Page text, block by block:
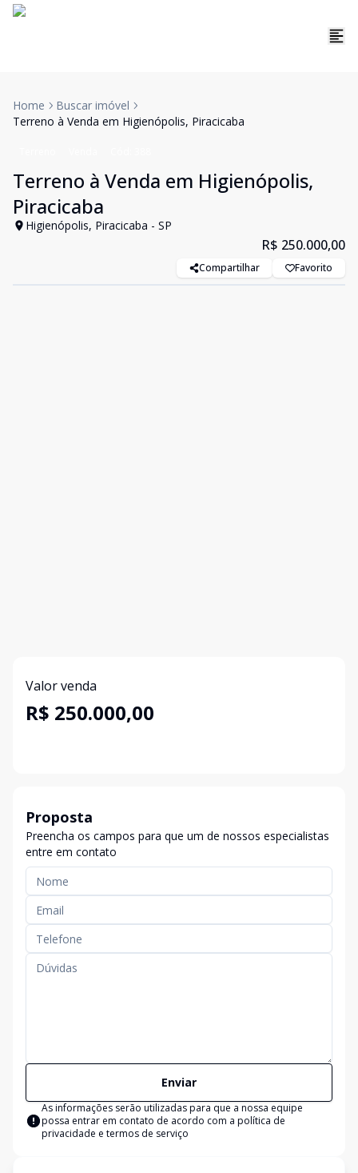
Home
Buscar imóvel
Terreno à Venda em Higienópolis, Piracicaba
Terreno à Venda em Higienópolis,
Piracicaba
Higienópolis, Piracicaba - SP
R$ 250.000,00
Compartilhar Favorito
Valor venda
R$ 250.000,00
Proposta
Preencha os campos para que um de nossos especialistas
entre em contato
Enviar
As informações serão utilizadas para que a nossa equipe
possa entrar em contato de acordo com a política de
privacidade e termos de serviço